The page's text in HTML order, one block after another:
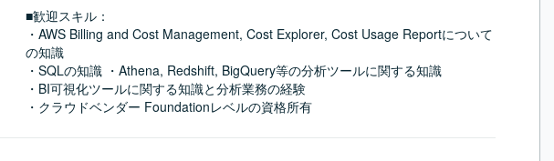
■歓迎スキル：
・AWS Billing and Cost Management, Cost Explorer, Cost Usage Reportについて
の知識
・SQLの知識 ・Athena, Redshift, BigQuery等の分析ツールに関する知識
・BI可視化ツールに関する知識と分析業務の経験
・クラウドベンダー Foundationレベルの資格所有